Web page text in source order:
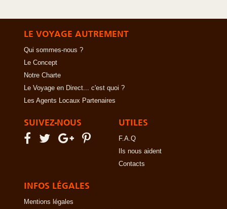
LE VOYAGE AUTREMENT
Qui sommes-nous ?
Le Concept
Notre Charte
Le Voyage en Direct... c'est quoi ?
Les Agents Locaux Partenaires
SUIVEZ-NOUS UTILES
F.A.Q
Ils nous aident
Contacts
INFOS LÉGALES
Mentions légales